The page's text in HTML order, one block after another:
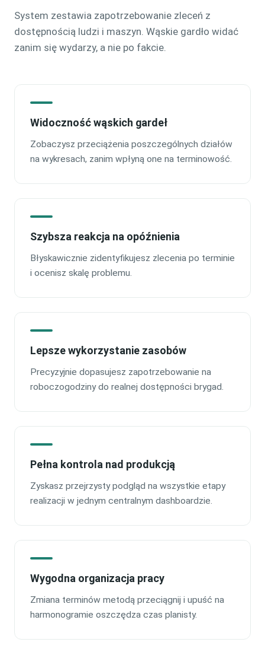
System zestawia zapotrzebowanie zleceń z
dostępnością ludzi i maszyn. Wąskie gardło widać
zanim się wydarzy, a nie po fakcie.
Widoczność wąskich gardeł
Zobaczysz przeciążenia poszczególnych działów
na wykresach, zanim wpłyną one na terminowość.
Szybsza reakcja na opóźnienia
Błyskawicznie zidentyfikujesz zlecenia po terminie
i ocenisz skalę problemu.
Lepsze wykorzystanie zasobów
Precyzyjnie dopasujesz zapotrzebowanie na
roboczogodziny do realnej dostępności brygad.
Pełna kontrola nad produkcją
Zyskasz przejrzysty podgląd na wszystkie etapy
realizacji w jednym centralnym dashboardzie.
Wygodna organizacja pracy
Zmiana terminów metodą przeciągnij i upuść na
harmonogramie oszczędza czas planisty.